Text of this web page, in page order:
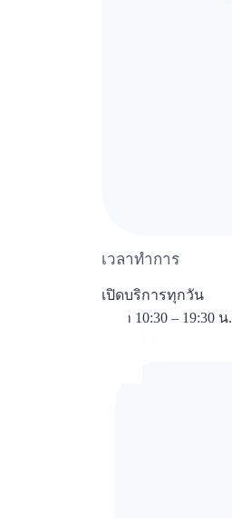
เวลาทำการ
เปิดบริการทุกวัน
เวลา 10:30 – 19:30 น.